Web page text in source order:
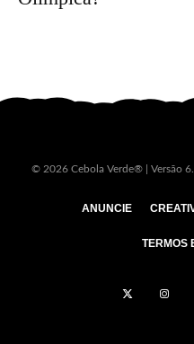
© 2026 Cebola Verde® | Versão
ANUNCIE
TERMOS